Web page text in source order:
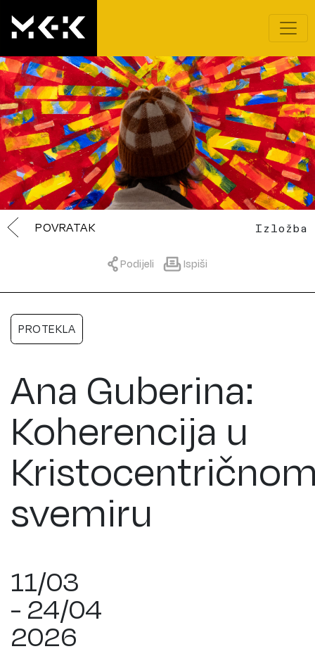
POVRATAK Izložba
Podijeli Ispiši
PROTEKLA
Ana Guberina:
Koherencija u
svemiru
11/03
- 24/04
2026